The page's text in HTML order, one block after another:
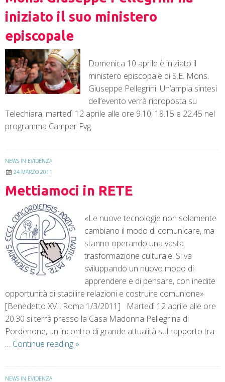
iniziato il suo ministero
episcopale
Domenica 10 aprile è iniziato il
ministero episcopale di S.E. Mons.
Giuseppe Pellegrini. Un’ampia sintesi
dell’evento verrà riproposta su
Telechiara, martedì 12 aprile alle ore 9.10, 18.15 e 22.45 nel
programma Camper Fvg.
NEWS IN EVIDENZA
24 MARZO 2011
Mettiamoci in RETE
«Le nuove tecnologie non solamente
cambiano il modo di comunicare, ma
stanno operando una vasta
trasformazione culturale. Si va
sviluppando un nuovo modo di
apprendere e di pensare, con inedite
opportunità di stabilire relazioni e costruire comunione»
[Benedetto XVI, Roma 1/3/2011] Martedì 12 aprile alle ore
20.30 si terrà presso la Casa Madonna Pellegrina di
Pordenone, un incontro di grande attualità sul rapporto tra
… Continue reading »
NEWS IN EVIDENZA